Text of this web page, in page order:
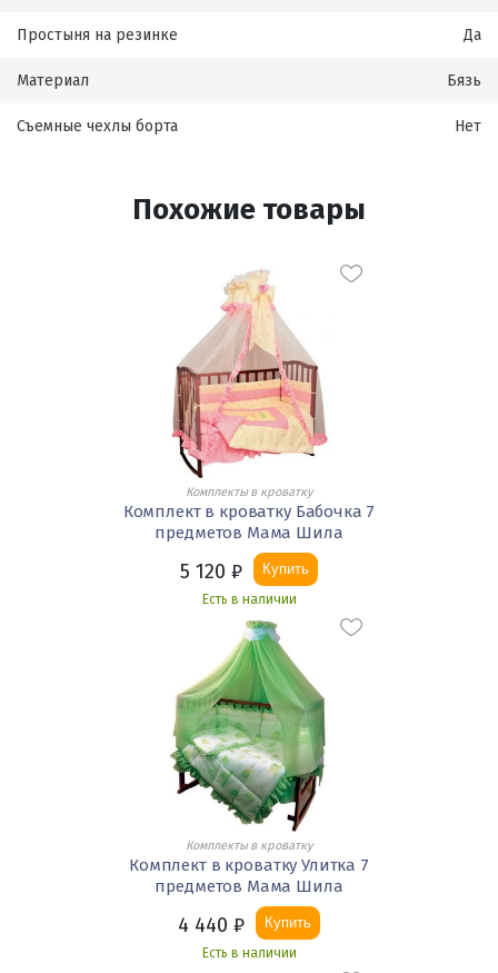
Простыня на резинке Да
Материал Бязь
Съемные чехлы борта Нет
Похожие товары
Комплекты в кроватку
Комплект в кроватку Бабочка 7
предметов Мама Шила
5 120 ₽ Купить
Есть в наличии
Комплекты в кроватку
Комплект в кроватку Улитка 7
предметов Мама Шила
4 440 ₽ Купить
Есть в наличии